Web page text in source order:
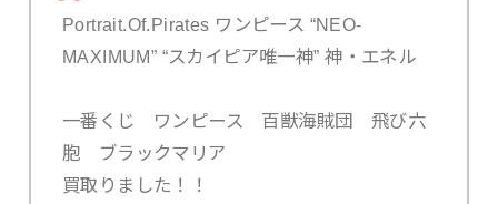
Portrait.Of.Pirates ワンピース “NEO-
MAXIMUM” “スカイピア唯一神” 神・エネル
一番くじ ワンピース 百獣海賊団 飛び六
胞 ブラックマリア
買取りました！！